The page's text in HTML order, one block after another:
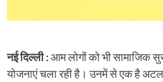
नई दिल्ली :आम लोगों को भी सामाजिक
योजनाएं चला रही है। उनमें से एक है